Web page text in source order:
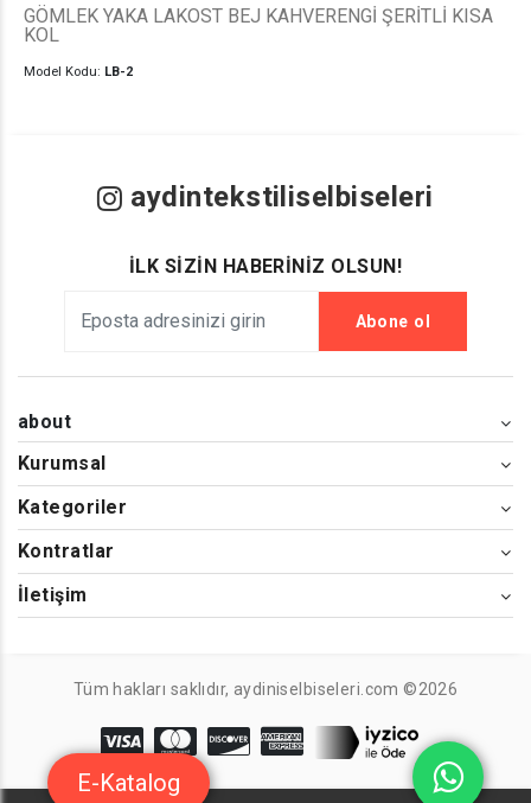
GÖMLEK YAKA LAKOST BEJ KAHVERENGİ ŞERİTLİ KISA
KOL
Model Kodu: LB-2
E-Katalog
aydintekstiliselbiseleri
İLK SİZİN HABERİNİZ OLSUN!
Abone ol
about
Kurumsal
Kategoriler
Kontratlar
İletişim
Tüm hakları saklıdır, aydiniselbiseleri.com ©2026